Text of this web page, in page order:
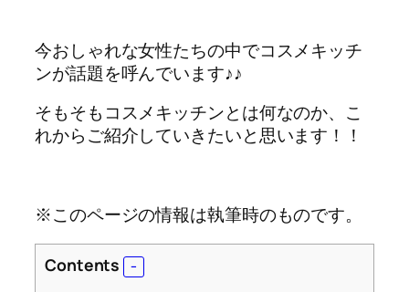
今おしゃれな女性たちの中でコスメキッチ
ンが話題を呼んでいます♪♪
そもそもコスメキッチンとは何なのか、こ
れからご紹介していきたいと思います！！
※このページの情報は執筆時のものです。
Contents